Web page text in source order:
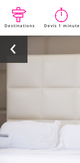
Destinations Devis 1 minute